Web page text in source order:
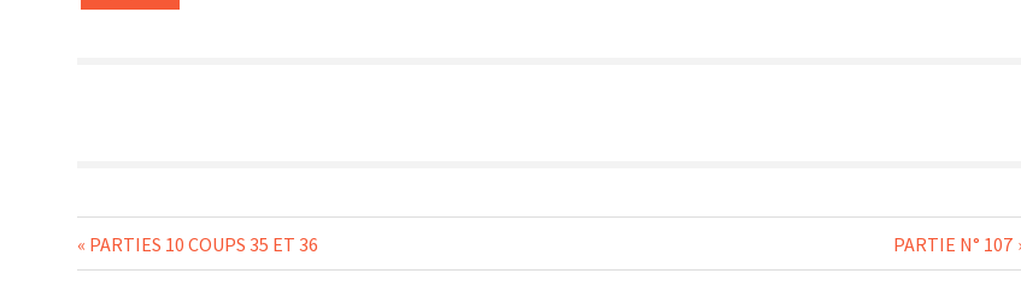
Navigation
Previous
Post:
PARTIES 10 COUPS 35 ET 36
Next
Post:
PARTIE N° 107